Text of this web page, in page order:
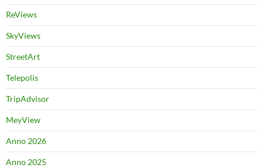
ReViews
SkyViews
StreetArt
Telepolis
TripAdvisor
MeyView
Anno 2026
Anno 2025